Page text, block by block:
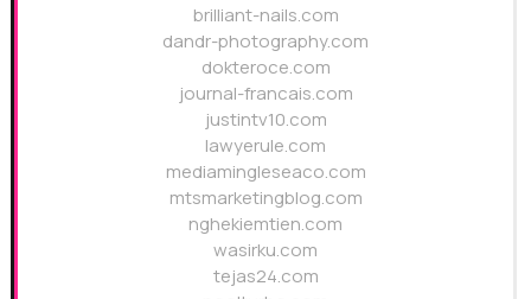
brilliant-nails.com
dandr-photography.com
dokteroce.com
journal-francais.com
justintv10.com
lawyerule.com
mediamingleseaco.com
mtsmarketingblog.com
nghekiemtien.com
wasirku.com
tejas24.com